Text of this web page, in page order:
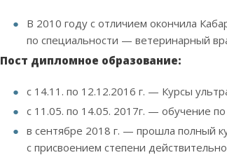
В 2010 году с отличием окончила
по специальности — ветеринарный
Пост дипломное образование:
с 14.11. по 12.12.2016 г. — Курсы
с 11.05. по 14.05. 2017г. — обучение
в сентябре 2018 г. — прошла полный
с присвоением степени